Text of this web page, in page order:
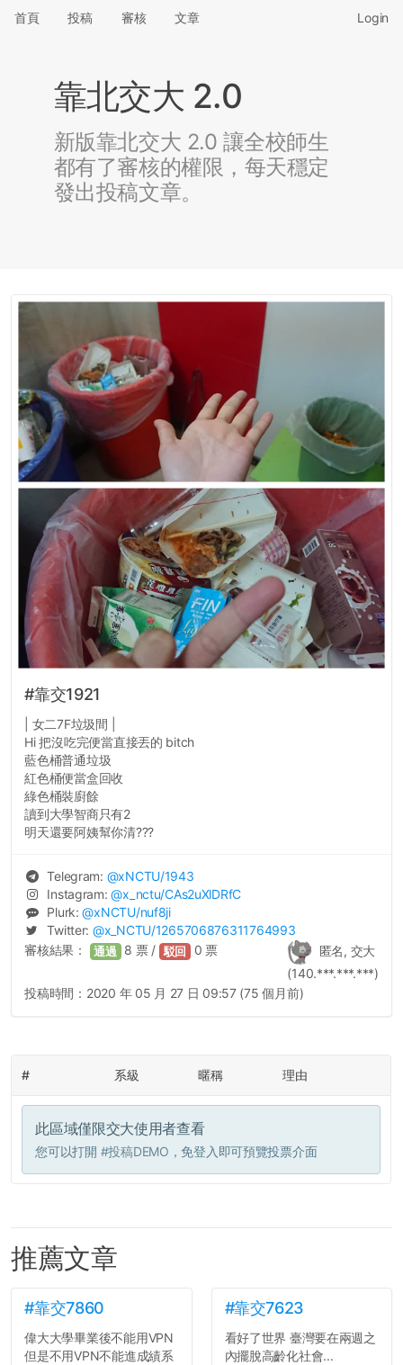
首頁 投稿 審核 文章 Login
靠北交大 2.0
新版靠北交大 2.0 讓全校師生
都有了審核的權限，每天穩定
發出投稿文章。
#靠交1921
| 女二7F垃圾間 |
Hi 把沒吃完便當直接丟的 bitch
藍色桶普通垃圾
紅色桶便當盒回收
綠色桶裝廚餘
讀到大學智商只有2
明天還要阿姨幫你清???
Telegram: @xNCTU/1943
Instagram:@x_nctu/CAs2uXlDRfC
Plurk:@xNCTU/nuf8ji
Twitter: @x_NCTU/1265706876311764993
匿名, 交大
(140.***.***.***)
審核結果： 通過 8 票 / 駁回 0 票
投稿時間： 2020 年 05 月 27 日 09:57 (75 個月前)
# 系級 暱稱 理由
此區域僅限交大使用者查看
您可以打開 #投稿DEMO ，免登入即可預覽投票介面
推薦文章
#靠交7860
偉大大學畢業後不能用VPN
但是不用VPN不能進成績系
#靠交7623
看好了世界 臺灣要在兩週之
內擺脫高齡化社會...